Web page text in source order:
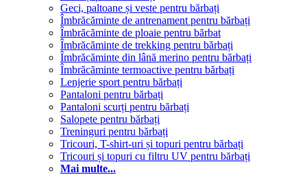
Geci, paltoane și veste pentru bărbați
Îmbrăcăminte de antrenament pentru bărbați
Îmbrăcăminte de ploaie pentru bărbat
Îmbrăcăminte de trekking pentru bărbați
Îmbrăcăminte din lână merino pentru bărbați
Îmbrăcăminte termoactive pentru bărbați
Lenjerie sport pentru bărbați
Pantaloni pentru bărbați
Pantaloni scurți pentru bărbați
Salopete pentru bărbați
Treninguri pentru bărbați
Tricouri, T-shirt-uri și topuri pentru bărbați
Tricouri și topuri cu filtru UV pentru bărbați
Mai multe...